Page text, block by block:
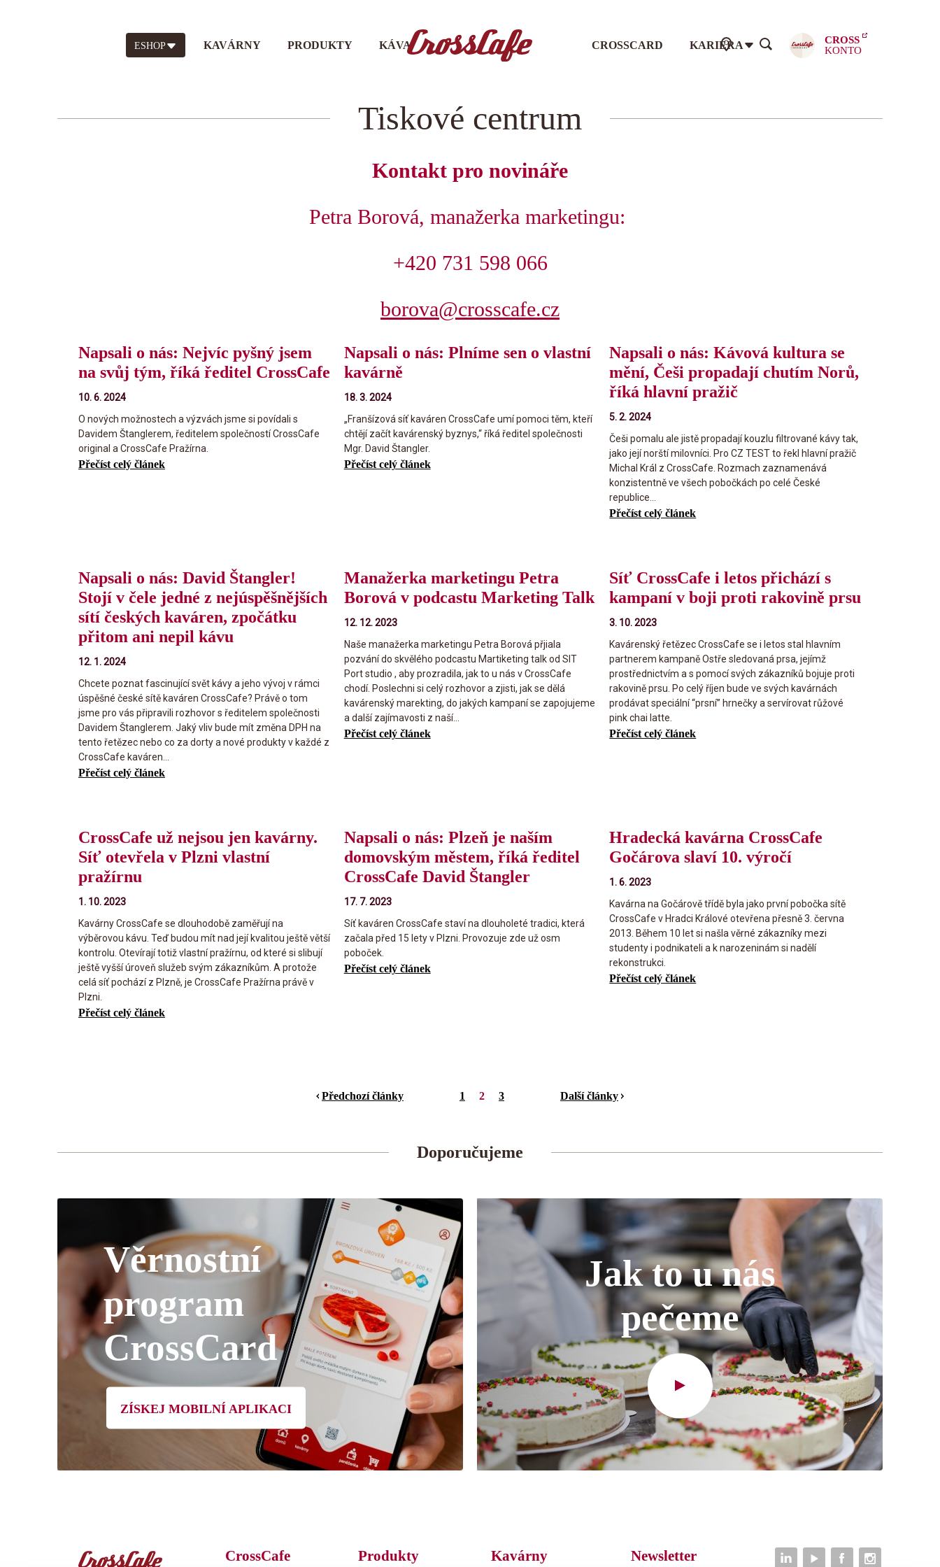
CROSS
KONTO
ESHOP KAVÁRNY PRODUKTY KÁVA CROSSCARD KARIÉRA
Tiskové centrum
Kontakt pro novináře
Petra Borová, manažerka marketingu:
+420 731 598 066
borova@crosscafe.cz
Napsali o nás: Nejvíc pyšný jsem
na svůj tým, říká ředitel CrossCafe
10. 6. 2024
O nových možnostech a výzvách jsme si povídali s
Davidem Štanglerem, ředitelem společností CrossCafe
original a CrossCafe Pražírna.
Přečíst celý článek
Napsali o nás: Plníme sen o vlastní
kavárně
18. 3. 2024
„Franšízová síť kaváren CrossCafe umí pomoci těm, kteří
chtějí začít kavárenský byznys,“ říká ředitel společnosti
Mgr. David Štangler.
Přečíst celý článek
Napsali o nás: Kávová kultura se
mění, Češi propadají chutím Norů,
říká hlavní pražič
5. 2. 2024
Češi pomalu ale jistě propadají kouzlu filtrované kávy tak,
jako její norští milovníci. Pro CZ TEST to řekl hlavní pražič
Michal Král z CrossCafe. Rozmach zaznamenává
konzistentně ve všech pobočkách po celé České
republice...
Přečíst celý článek
Napsali o nás: David Štangler!
Stojí v čele jedné z nejúspěšnějších
sítí českých kaváren, zpočátku
přitom ani nepil kávu
12. 1. 2024
Chcete poznat fascinující svět kávy a jeho vývoj v rámci
úspěšné české sítě kaváren CrossCafe? Právě o tom
jsme pro vás připravili rozhovor s ředitelem společnosti
Davidem Štanglerem. Jaký vliv bude mít změna DPH na
tento řetězec nebo co za dorty a nové produkty v každé z
CrossCafe kaváren...
Přečíst celý článek
Manažerka marketingu Petra
Borová v podcastu Marketing Talk
12. 12. 2023
Naše manažerka marketingu Petra Borová přjiala
pozvání do skvělého podcastu Martiketing talk od SIT
Port studio , aby prozradila, jak to u nás v CrossCafe
chodí. Poslechni si celý rozhovor a zjisti, jak se dělá
kavárenský marekting, do jakých kampaní se zapojujeme
a další zajímavosti z naší...
Přečíst celý článek
Síť CrossCafe i letos přichází s
kampaní v boji proti rakovině prsu
3. 10. 2023
Kavárenský řetězec CrossCafe se i letos stal hlavním
partnerem kampaně Ostře sledovaná prsa, jejímž
prostřednictvím a s pomocí svých zákazníků bojuje proti
rakovině prsu. Po celý říjen bude ve svých kavárnách
prodávat speciální “prsní” hrnečky a servírovat růžové
pink chai latte.
Přečíst celý článek
CrossCafe už nejsou jen kavárny.
Síť otevřela v Plzni vlastní
pražírnu
1. 10. 2023
Kavárny CrossCafe se dlouhodobě zaměřují na
výběrovou kávu. Teď budou mít nad její kvalitou ještě větší
kontrolu. Otevírají totiž vlastní pražírnu, od které si slibují
ještě vyšší úroveň služeb svým zákazníkům. A protože
celá síť pochází z Plzně, je CrossCafe Pražírna právě v
Plzni.
Přečíst celý článek
Napsali o nás: Plzeň je naším
domovským městem, říká ředitel
CrossCafe David Štangler
17. 7. 2023
Síť kaváren CrossCafe staví na dlouholeté tradici, která
začala před 15 lety v Plzni. Provozuje zde už osm
poboček.
Přečíst celý článek
Hradecká kavárna CrossCafe
Gočárova slaví 10. výročí
1. 6. 2023
Kavárna na Gočárově třídě byla jako první pobočka sítě
CrossCafe v Hradci Králové otevřena přesně 3. června
2013. Během 10 let si našla věrné zákazníky mezi
studenty i podnikateli a k narozeninám si nadělí
rekonstrukci.
Přečíst celý článek
Předchozí články 1 2 3 Další články
Doporučujeme
Věrnostní
program
CrossCard
ZÍSKEJ MOBILNÍ APLIKACI
Jak to u nás
pečeme
Newsletter
CrossCafe Produkty Kavárny